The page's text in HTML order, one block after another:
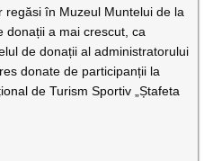
regăsi în Muzeul Muntelui de la
donații a mai crescut, ca
de donații al administratorului
donate de participanții la
de Turism Sportiv „Ștafeta